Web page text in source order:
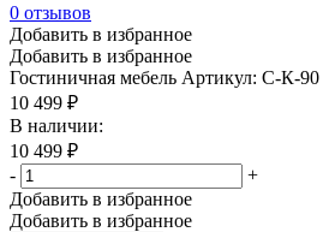
0 отзывов
Добавить в избранное
Добавить в избранное
Гостиничная мебель Артикул: С-К-
10 499 ₽
В наличии:
10 499 ₽
-
+
Добавить в избранное
Добавить в избранное